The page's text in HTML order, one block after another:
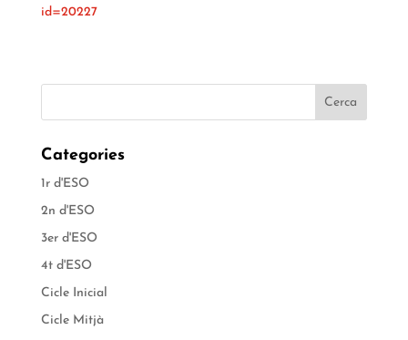
id=20227
Categories
1r d'ESO
2n d'ESO
3er d'ESO
4t d'ESO
Cicle Inicial
Cicle Mitjà